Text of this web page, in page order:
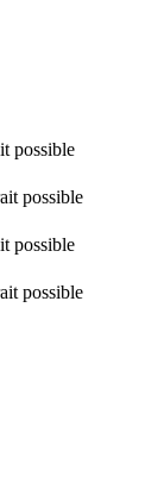
possible
possible
possible
possible